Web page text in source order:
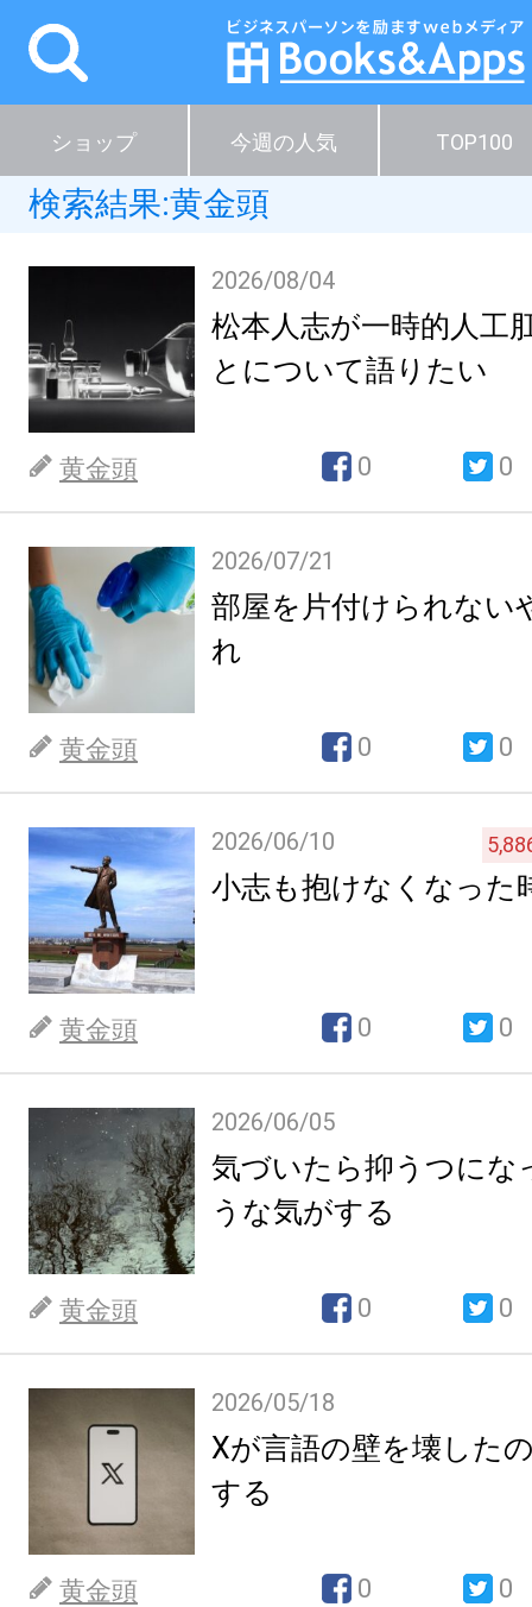
ショップ 今週の人気 TOP100
検索結果:黄金頭
2026/08/04
松本人志が一時的人工
とについて語りたい
黄金頭 0 0
2026/07/21
部屋を片付けられない
れ
黄金頭 0 0
2026/06/10
小志も抱けなくなった
黄金頭 0 0
2026/06/05
気づいたら抑うつにな
うな気がする
黄金頭 0 0
2026/05/18
Xが言語の壁を壊した
する
黄金頭 0 0